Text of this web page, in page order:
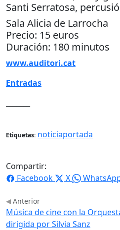
Santi Serratosa,
Sala Alicia de Larrocha
Precio: 15 euros
Duración: 180 minutos
www.auditori.cat
Entradas
Etiquetas: noticiaportada
Compartir:
Facebook
X
Anterior
Música de cine con la
dirigida por Silvia Sanz